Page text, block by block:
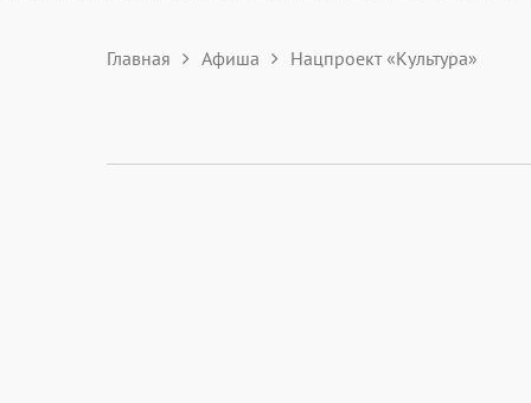
Главная Афиша Нацпроект «Культура»